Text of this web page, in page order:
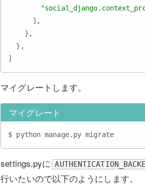
      ],
    },
  },
マイグレートします。
マイグレート
$ python manage.py migrate
settings.pyに
行いたいので以下のようにします。